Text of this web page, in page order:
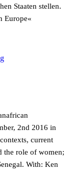
Staaten stellen.
Europe«
2nd 2016 in
current
the role of women;
With: Ken